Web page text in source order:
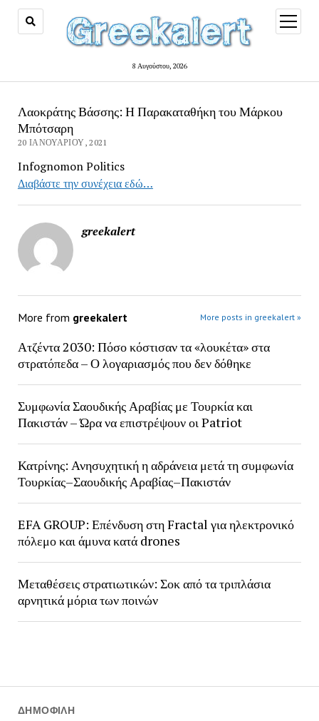
8 Αυγούστου, 2026
open
menu
Λαοκράτης Βάσσης: Η Παρακαταθήκη του Μάρκου
Μπότσαρη
20 ΙΑΝΟΥΑΡΊΟΥ, 2021
Infognomon Politics
Διαβάστε την συνέχεια εδώ…
greekalert
More from greekalert More posts in greekalert »
Ατζέντα 2030: Πόσο κόστισαν τα «λουκέτα» στα
στρατόπεδα – Ο λογαριασμός που δεν δόθηκε
Συμφωνία Σαουδικής Αραβίας με Τουρκία και
Πακιστάν – Ώρα να επιστρέψουν οι Patriot
Κατρίνης: Ανησυχητική η αδράνεια μετά τη συμφωνία
Τουρκίας–Σαουδικής Αραβίας–Πακιστάν
EFA GROUP: Επένδυση στη Fractal για ηλεκτρονικό
πόλεμο και άμυνα κατά drones
Μεταθέσεις στρατιωτικών: Σοκ από τα τριπλάσια
αρνητικά μόρια των ποινών
ΔΗΜΟΦΙΛΉ